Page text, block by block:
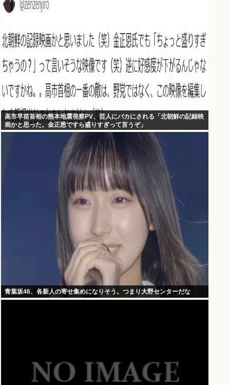
高市早苗首相の熊本地震視察PV、芸人にバカにされる「北朝鮮の記録映
画かと思った。金正恩ですら盛りすぎって言うぞ」
青葉坂46、各新人の寄せ集めになりそう。つまり大野センターだな